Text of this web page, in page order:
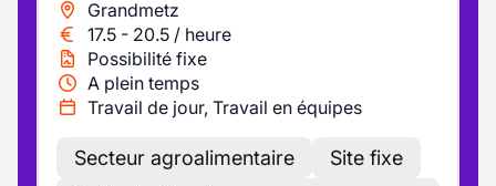
Grandmetz
17.5 - 20.5 / heure
Possibilité fixe
A plein temps
Travail de jour, Travail en équipes
Secteur agroalimentaire
Site fixe